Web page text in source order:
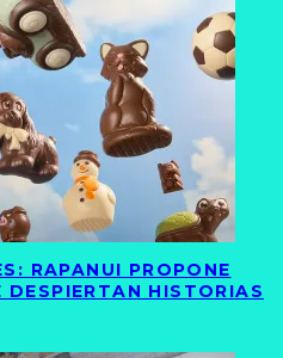
RAPANUI PROPONE
DESPIERTAN HISTORIAS